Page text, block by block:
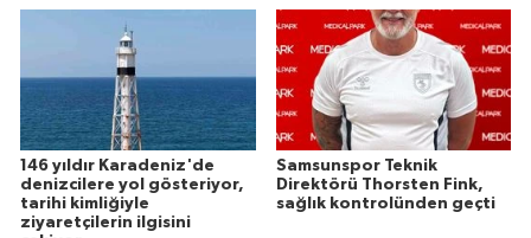
146 yıldır Karadeniz'de
denizcilere yol gösteriyor,
tarihi kimliğiyle
ziyaretçilerin ilgisini
Samsunspor Teknik
Direktörü Thorsten Fink,
sağlık kontrolünden geçti